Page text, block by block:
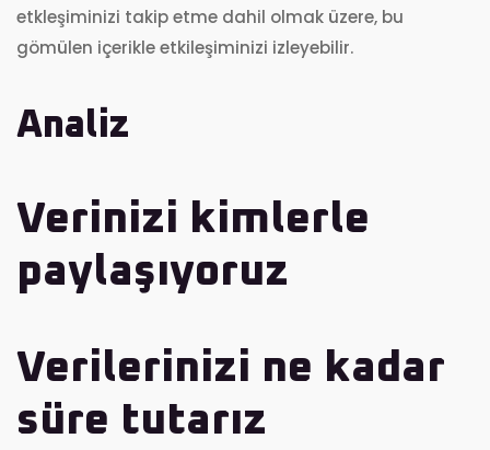
etkleşiminizi takip etme dahil olmak üzere, bu
gömülen içerikle etkileşiminizi izleyebilir.
Analiz
Verinizi kimlerle
paylaşıyoruz
Verilerinizi ne kadar
süre tutarız